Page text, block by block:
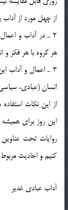
از چهل مورد از
2 ـ در آداب و
هر گروه با هر فکر و
3 ـ اعمال و آداب
انسان (عبادی،
از این نکات
این روز برای همیشه
روایات تحت
کنیم و احادیث
آداب عبادی غدیر